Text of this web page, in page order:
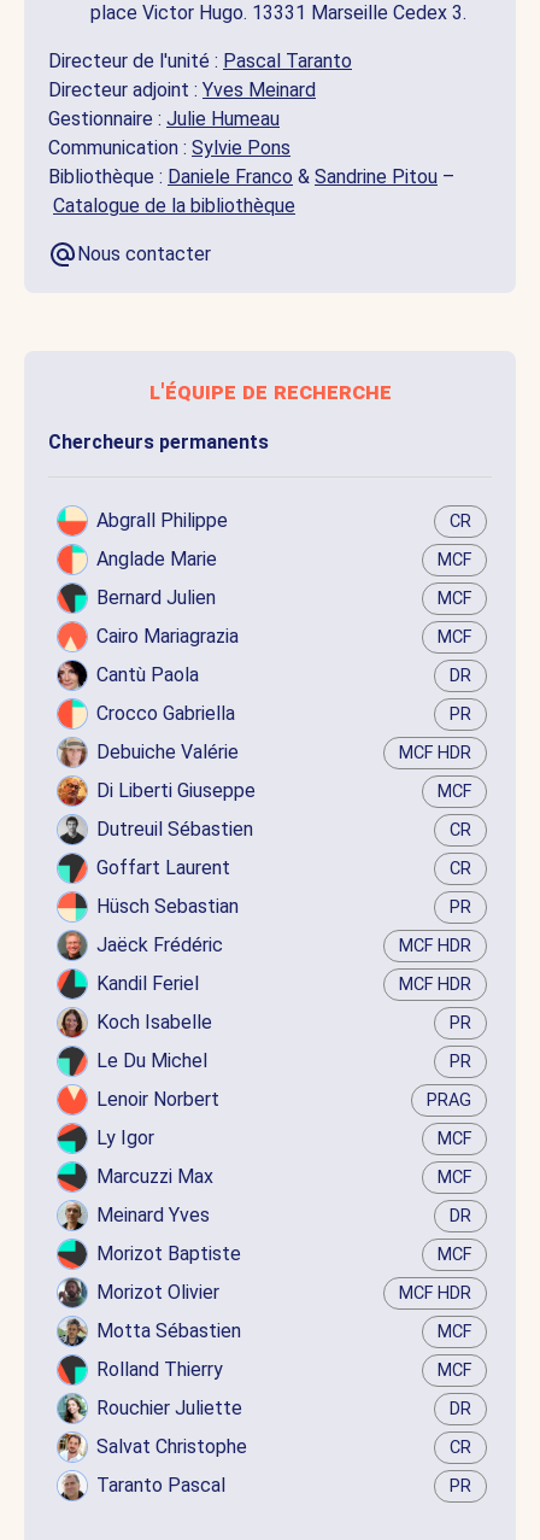
place Victor Hugo. 13331 Marseille Cedex 3.
Directeur de l'unité : Pascal Taranto
Directeur adjoint : Yves Meinard
Gestionnaire : Julie Humeau
Communication : Sylvie Pons
Bibliothèque : Daniele Franco & Sandrine Pitou –
Catalogue de la bibliothèque
Nous contacter
l'équipe de recherche
Chercheurs permanents
Abgrall Philippe CR
Anglade Marie MCF
Bernard Julien MCF
Cairo Mariagrazia MCF
Cantù Paola DR
Crocco Gabriella PR
Debuiche Valérie MCF HDR
Di Liberti Giuseppe MCF
Dutreuil Sébastien CR
Goffart Laurent CR
Hüsch Sebastian PR
Jaëck Frédéric MCF HDR
Kandil Feriel MCF HDR
Koch Isabelle PR
Le Du Michel PR
Lenoir Norbert PRAG
Ly Igor MCF
Marcuzzi Max MCF
Meinard Yves DR
Morizot Baptiste MCF
Morizot Olivier MCF HDR
Motta Sébastien MCF
Rolland Thierry MCF
Rouchier Juliette DR
Salvat Christophe CR
Taranto Pascal PR